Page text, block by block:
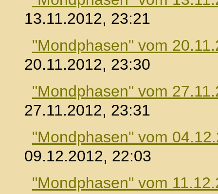
13.11.2012, 23:21
"Mondphasen" vom
20.11.2012, 23:30
"Mondphasen" vom
27.11.2012, 23:31
"Mondphasen" vom
09.12.2012, 22:03
"Mondphasen" vom